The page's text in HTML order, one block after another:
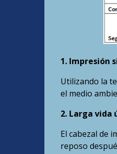
1. Impresión
Utilizando la
el medio
2. Larga vida
El cabezal de
reposo